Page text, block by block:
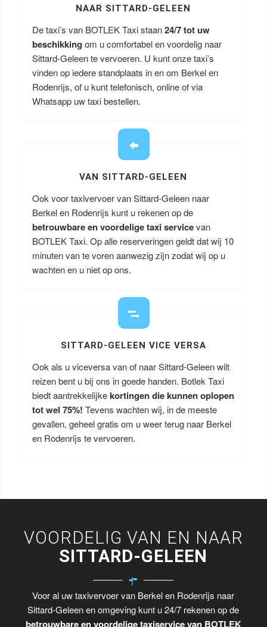
NAAR SITTARD-GELEEN
De taxi’s van BOTLEK Taxi staan24/7 tot uw
beschikking om u comfortabel en voordelig naar
Sittard-Geleen te vervoeren. U kunt onze taxi’s
vinden op iedere standplaats in en om Berkel en
Rodenrijs, of u kunt telefonisch, online of via
Whatsapp uw taxi bestellen.
VAN SITTARD-GELEEN
Ook voor taxivervoer van Sittard-Geleen naar
Berkel en Rodenrijs kunt u rekenen op de
betrouwbare en voordelige taxi servicevan
BOTLEK Taxi. Op alle reserveringen geldt dat wij 10
minuten van te voren aanwezig zijn zodat wij op u
wachten en u niet op ons.
SITTARD-GELEEN VICE VERSA
Ook als u viceversa van of naar Sittard-Geleen wilt
reizen bent u bij ons in goede handen. Botlek Taxi
biedt aantrekkelijkekortingen die kunnen oplopen
tot wel 75%! Tevens wachten wij, in de meeste
gevallen, geheel gratis om u weer terug naar Berkel
en Rodenrijs te vervoeren.
VOORDELIG VAN EN NAAR
SITTARD-GELEEN
Voor al uw taxivervoer van Berkel en Rodenrijs naar
Sittard-Geleen en omgeving kunt u 24/7 rekenen op de
betrouwbare en voordelige taxiservice van BOTLEK